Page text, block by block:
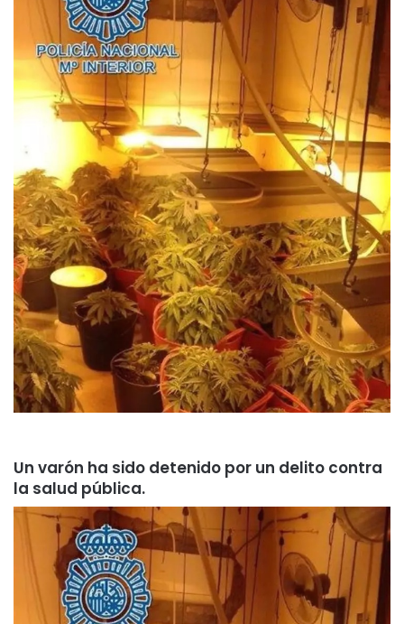
Un varón ha sido detenido por un delito contra
la salud pública.